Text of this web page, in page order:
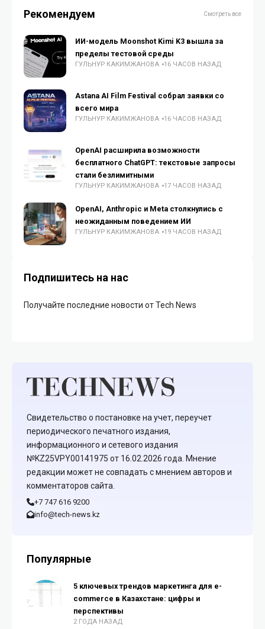
Рекомендуем Смотреть все
ИИ-модель Moonshot Kimi K3 вышла за
пределы тестовой среды
ГУЛЬНУР КАКИМЖАНОВА 16 ЧАСОВ НАЗАД
Astana AI Film Festival собрал заявки со
всего мира
ГУЛЬНУР КАКИМЖАНОВА 16 ЧАСОВ НАЗАД
OpenAI расширила возможности
бесплатного ChatGPT: текстовые запросы
стали безлимитными
ГУЛЬНУР КАКИМЖАНОВА 17 ЧАСОВ НАЗАД
OpenAI, Anthropic и Meta столкнулись с
неожиданным поведением ИИ
ГУЛЬНУР КАКИМЖАНОВА 19 ЧАСОВ НАЗАД
Подпишитесь на нас
Получайте последние новости от Tech News
Свидетельство о постановке на учет, переучет
периодического печатного издания,
информационного и сетевого издания
№KZ25VPY00141975 от 16.02.2026 года. Мнение
редакции может не совпадать с мнением авторов и
комментаторов сайта.
+7 747 616 9200
info@tech-news.kz
Популярные
5 ключевых трендов маркетинга для e-
commerce в Казахстане: цифры и
перспективы
2 ГОДА НАЗАД